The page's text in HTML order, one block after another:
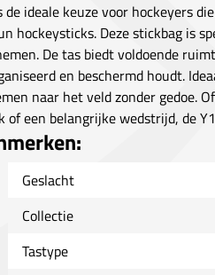
de ideale keuze voor hockeyers
hockeysticks. Deze stickbag is
De tas biedt voldoende
en beschermd houdt.
naar het veld zonder gedoe.
of een belangrijke wedstrijd, de
Geslacht
Collectie
Tastype